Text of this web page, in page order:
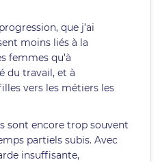
que j’ai
moins liés à la
femmes qu’à
du travail, et à
vers les métiers les
sont encore trop souvent
partiels subis. Avec
insuffisante,